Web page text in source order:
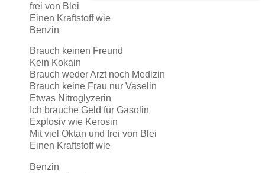
frei von Blei
Einen Kraftstoff wie
Benzin
Brauch keinen Freund
Kein Kokain
Brauch weder Arzt noch Medizin
Brauch keine Frau nur Vaselin
Etwas Nitroglyzerin
Ich brauche Geld für Gasolin
Explosiv wie Kerosin
Mit viel Oktan und frei von Blei
Einen Kraftstoff wie
Benzin